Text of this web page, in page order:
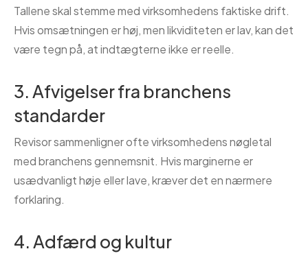
Tallene skal stemme med virksomhedens faktiske drift.
Hvis omsætningen er høj, men likviditeten er lav, kan det
være tegn på, at indtægterne ikke er reelle.
3. Afvigelser fra branchens
standarder
Revisor sammenligner ofte virksomhedens nøgletal
med branchens gennemsnit. Hvis marginerne er
usædvanligt høje eller lave, kræver det en nærmere
forklaring.
4. Adfærd og kultur